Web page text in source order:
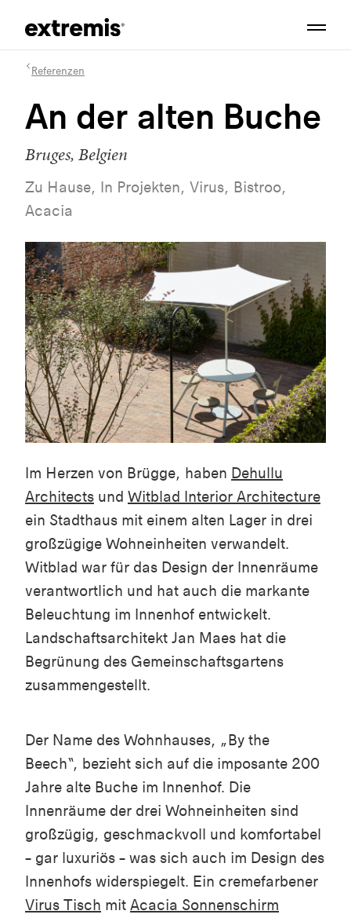
Referenzen
An der alten Buche
Bruges, Belgien
Zu Hause, In Projekten, Virus, Bistroo,
Acacia
Im Herzen von Brügge, haben Dehullu
Architects und Witblad Interior Architecture
ein Stadthaus mit einem alten Lager in drei
großzügige Wohneinheiten verwandelt.
Witblad war für das Design der Innenräume
verantwortlich und hat auch die markante
Beleuchtung im Innenhof entwickelt.
Landschaftsarchitekt Jan Maes hat die
Begrünung des Gemeinschaftsgartens
zusammengestellt.
Der Name des Wohnhauses, „By the
Beech“, bezieht sich auf die imposante 200
Jahre alte Buche im Innenhof. Die
Innenräume der drei Wohneinheiten sind
großzügig, geschmackvoll und komfortabel
– gar luxuriös – was sich auch im Design des
Innenhofs widerspiegelt. Ein cremefarbener
Virus Tisch mit Acacia Sonnenschirm